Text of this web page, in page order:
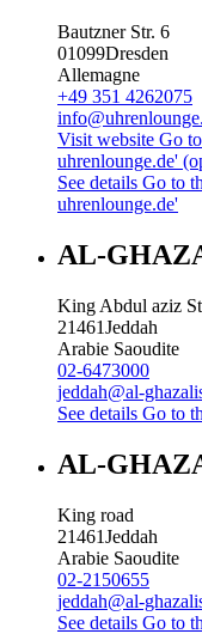
Bautzner Str. 6
01099Dresden
Allemagne
+49 351 4262075
Visit website Go
uhrenlounge.de'
See details Go to
uhrenlounge.de'
AL-
King Abdul aziz
21461Jeddah
Arabie Saoudite
02-6473000
jeddah@al-
See details Go to
AL-
King road
21461Jeddah
Arabie Saoudite
02-2150655
jeddah@al-
See details Go to